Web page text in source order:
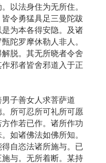
以法身住为无所住。
令勇猛具足三曼陀跋
为本各得安隐。及诸
陀罗摩休勒人非人。
脱。其无所晓者令舍
邪者皆舍邪道入于正
子善女人求菩萨道
所可忍所可礼所可愿
作若已作。诸所作功
如诸佛法如佛所知。
自恣法诸所施与。已
与。无所着断。某持